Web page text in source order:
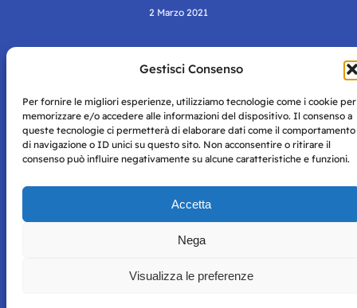
Gestisci Consenso
Per fornire le migliori esperienze, utilizziamo tecnologie come i cookie per
memorizzare e/o accedere alle informazioni del dispositivo. Il consenso a
queste tecnologie ci permetterà di elaborare dati come il comportamento
di navigazione o ID unici su questo sito. Non acconsentire o ritirare il
consenso può influire negativamente su alcune caratteristiche e funzioni.
Accetta
Nega
Visualizza le preferenze
2 Marzo 2021
Storie di Napoli è una testata registrata presso il tribunale di
per mero scopo didattico e informativo.
Tutti i diritti riservati, ogni tentativo di copia sarà
perseguito secondo i termini di legge. Si nega l’utilizzo delle
Policy